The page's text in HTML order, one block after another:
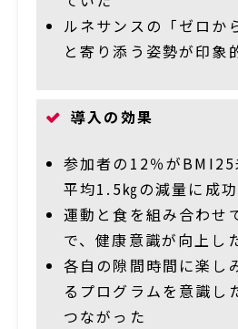
ルネサンスの「ゼロか
と寄り添う姿勢が印象
導入の効果
参加者の12％がBMI25
平均1.5㎏の減量に成
運動と食を組み合わせ
で、健康意識が向上し
各自の隙間時間に楽し
るプログラムを意識し
つながった